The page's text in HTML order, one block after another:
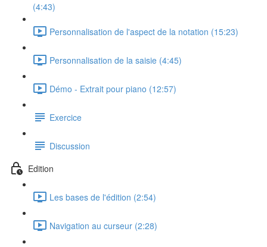
(4:43)
Personnalisation de l'aspect de la notation (15:23)
Personnalisation de la saisie (4:45)
Démo - Extrait pour piano (12:57)
Exercice
Discussion
Edition
Les bases de l'édition (2:54)
Navigation au curseur (2:28)